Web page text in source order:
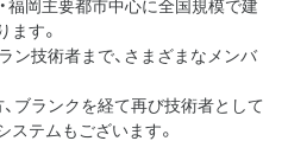
す。
ン技術者まで、さまざまなメンバ
ブランクを経て再び技術者として
テムもございます。